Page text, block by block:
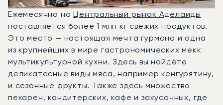
Ежемесячно наЦентральный рынок Аделаиды
поставляется более 1 млн кг свежих продуктов.
Это место — настоящая мечта гурмана и одна
из крупнейших в мире гастрономических мекк
мультикультурной кухни. Здесь вы найдёте
деликатесные виды мяса, например кенгурятину,
и сезонные фрукты. Также здесь множество
пекарен, кондитерских, кафе и закусочных, где